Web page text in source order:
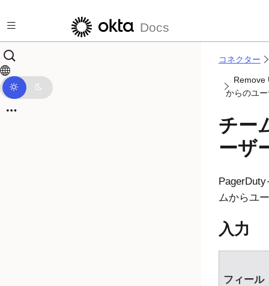
Docs
コネクター
Remove
からのユ
チー
ーザ
PagerDuty
ムからユ
入力
フィール